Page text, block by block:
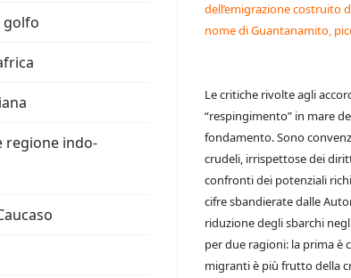
golfo
regione indo-
dell’emigrazione costruito
nome di Guantanamito,
Le critiche rivolte agli
“respingimento” in mare
fondamento. Sono
crudeli, irrispettose dei
confronti dei potenziali
cifre sbandierate dalle
riduzione degli sbarchi
per due ragioni: la prima è
migranti è più frutto della